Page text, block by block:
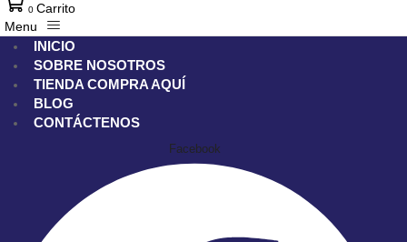
0 Carrito
Menu
INICIO
SOBRE NOSOTROS
TIENDA COMPRA AQUÍ
BLOG
CONTÁCTENOS
Facebook